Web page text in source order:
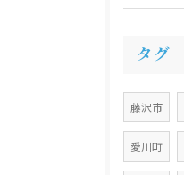
タグ
藤沢市
愛川町